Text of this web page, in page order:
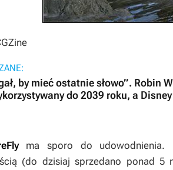
by mieć ostatnie słowo”. Robin
do 2039 roku, a
ma sporo do udowodnienia.
(do dzisiaj sprzedano ponad